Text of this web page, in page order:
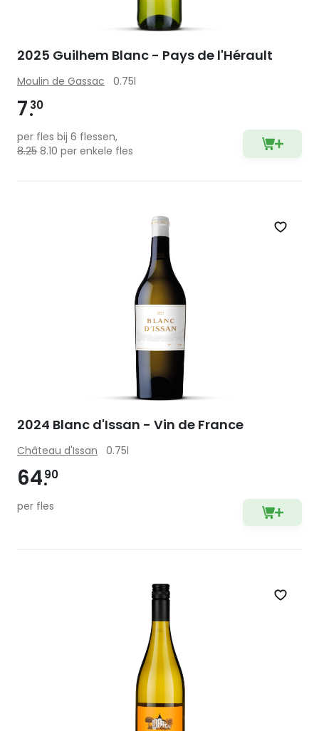
2025 Guilhem Blanc - Pays de l'Hérault
Moulin de Gassac 0.75l
7 30
per fles bij 6 flessen,
8.25 8.10 per enkele fles
Zet
2024 Blanc d'Issan - Vin de France
Château d'Issan 0.75l
6490
per fles
Zet